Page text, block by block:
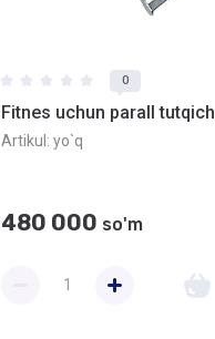
0
Fitnes uchun parall tutqich
Artikul: yo`q
480 000 so'm